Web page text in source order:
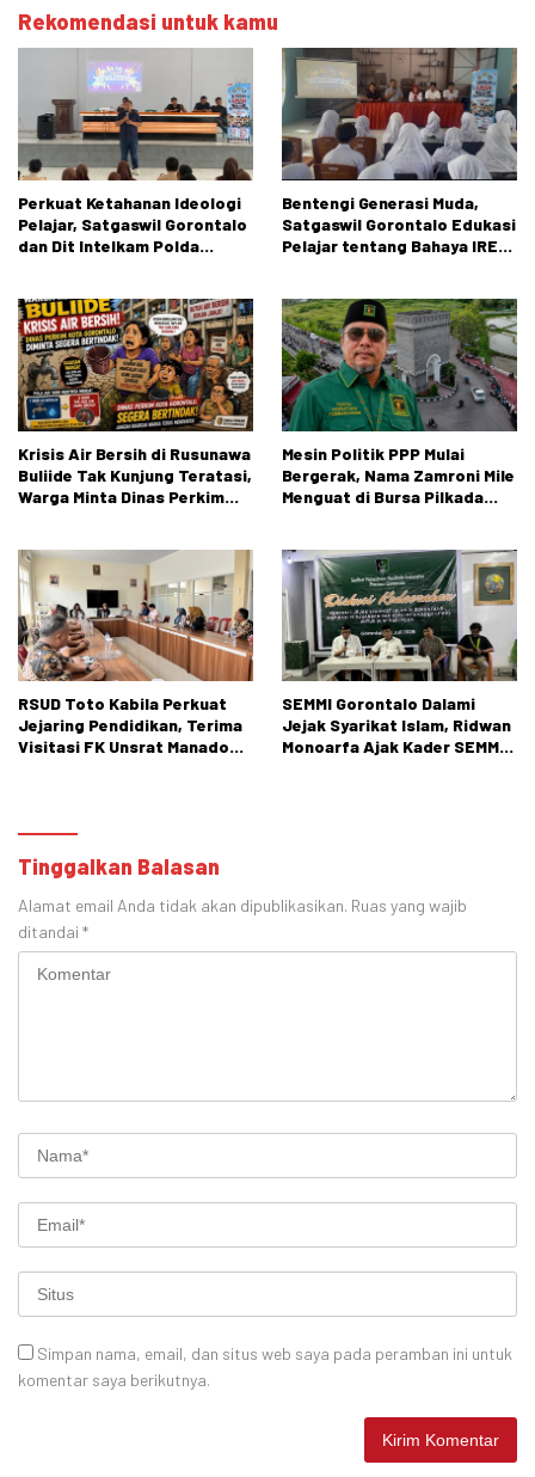
Rekomendasi untuk kamu
Perkuat Ketahanan Ideologi
Pelajar, Satgaswil Gorontalo
dan Dit Intelkam Polda
Negeri 1 Kabila
Bentengi Generasi Muda,
Satgaswil Gorontalo Edukasi
Pelajar tentang Bahaya IRET,
Krisis Air Bersih di Rusunawa
Buliide Tak Kunjung Teratasi,
Warga Minta Dinas Perkim
Mesin Politik PPP Mulai
Bergerak, Nama Zamroni Mile
Menguat di Bursa Pilkada
RSUD Toto Kabila Perkuat
Jejaring Pendidikan, Terima
Visitasi FK Unsrat Manado
SEMMI Gorontalo Dalami
Jejak Syarikat Islam, Ridwan
Monoarfa Ajak Kader SEMMI
Tinggalkan Balasan
Alamat email Anda tidak akan dipublikasikan. Ruas yang wajib
ditandai *
Simpan nama, email, dan situs web saya pada peramban ini untuk
komentar saya berikutnya.